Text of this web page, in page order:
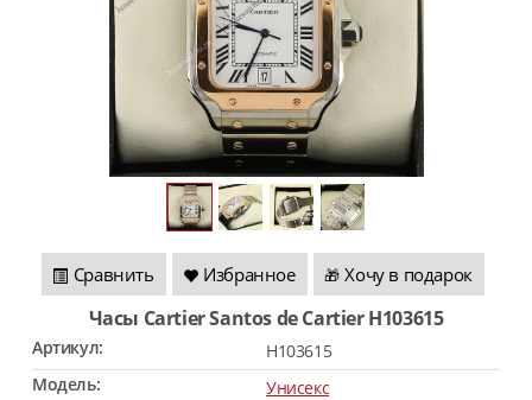
Сравнить Избранное 🎁 Хочу в подарок
Часы Cartier Santos de Cartier H103615
Артикул:
H103615
Модель:
Унисекс